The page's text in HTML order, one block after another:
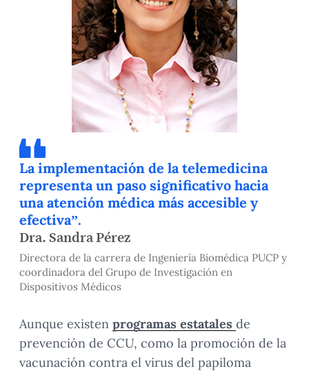
La implementación de la telemedicina
representa un paso significativo hacia
una atención médica más accesible y
efectiva”.
Dra. Sandra Pérez
Directora de la carrera de Ingeniería Biomédica PUCP y
coordinadora del Grupo de Investigación en
Dispositivos Médicos
Aunque existen programas estatales de
prevención de CCU, como la promoción de la
vacunación contra el virus del papiloma